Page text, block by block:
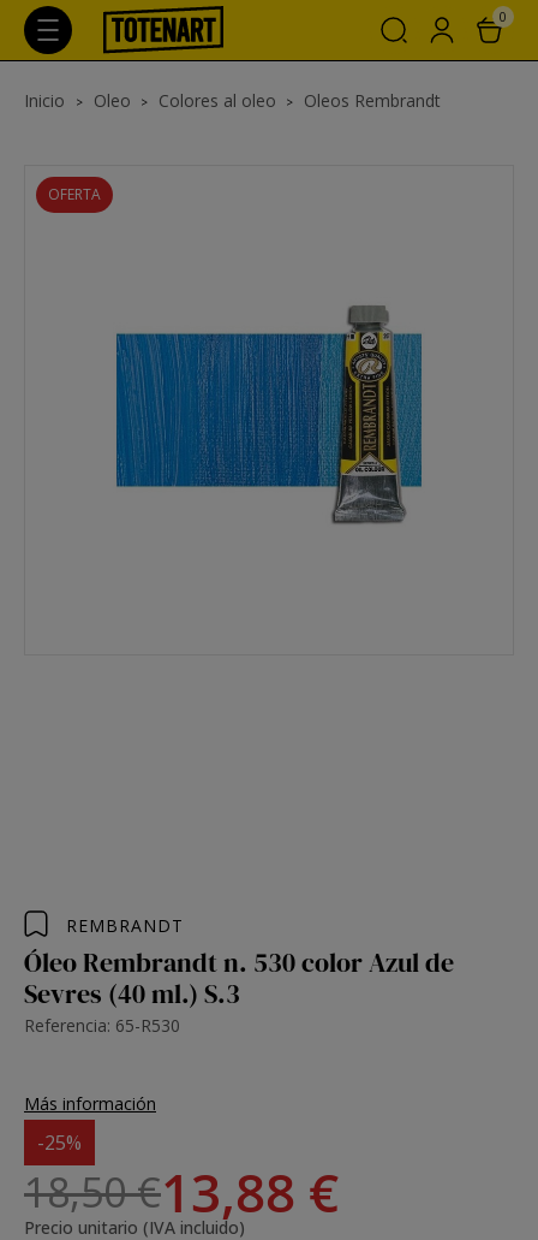
0
Inicio Oleo Colores al oleo Oleos Rembrandt
OFERTA
REMBRANDT
Óleo Rembrandt n. 530 color Azul de
Sevres (40 ml.) S.3
Referencia: 65-R530
Más información
-25%
18,50 €13,88 €
Precio unitario (IVA incluido)